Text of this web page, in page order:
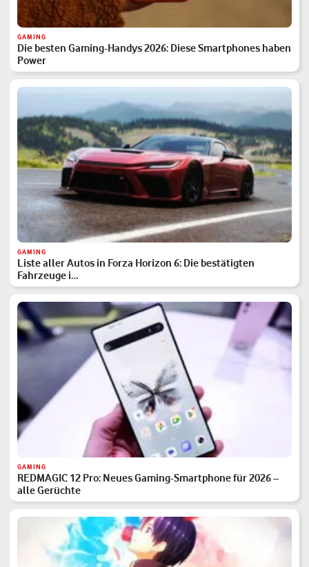
GAMING
Die besten Gaming-Handys 2026: Diese Smartphones haben
Power
GAMING
Liste aller Autos in Forza Horizon 6: Die bestätigten
Fahrzeuge i…
GAMING
REDMAGIC 12 Pro: Neues Gaming-Smartphone für 2026 –
alle Gerüchte